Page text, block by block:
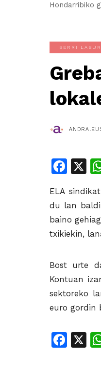
Hondarribiko
BERRI
X
ELA
du lan
baino
txikiekin,
Bost urte
Kontuan
sektoreko
euro gordin
X